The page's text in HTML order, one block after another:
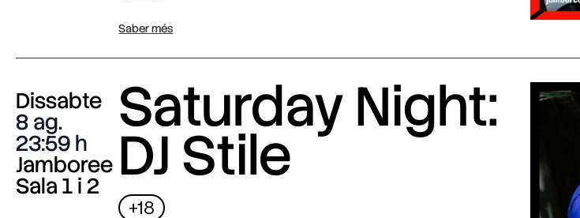
Saber més
Dissabte
8 ag.
23:59
Jamboree
Sala 1 i 2
Saturday Night:
DJ Stile
+18